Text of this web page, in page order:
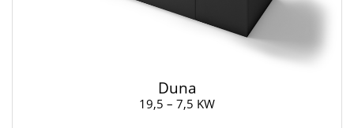
Duna
19,5 – 7,5 KW